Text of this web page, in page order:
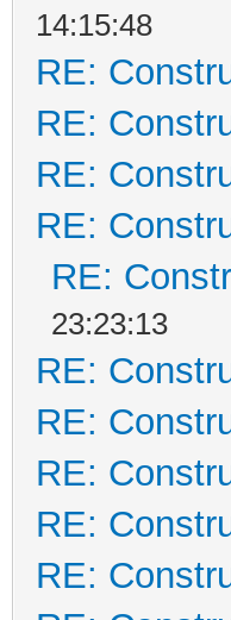
14:15:48
RE:
RE:
RE:
RE:
RE:
23:23:13
RE:
RE:
RE:
RE:
RE: